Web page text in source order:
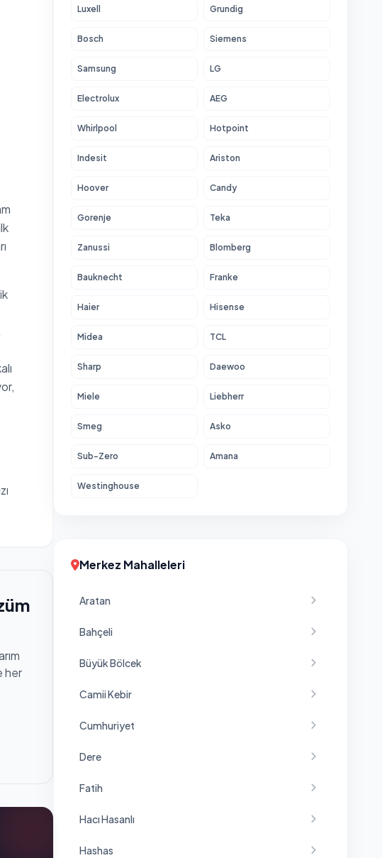
her
Luxell Grundig
Bosch Siemens
Samsung LG
Electrolux AEG
Whirlpool Hotpoint
Indesit Ariston
Hoover Candy
Gorenje Teka
Zanussi Blomberg
Bauknecht Franke
Haier Hisense
Midea TCL
Sharp Daewoo
Miele Liebherr
Smeg Asko
Sub-Zero Amana
Westinghouse
Merkez Mahalleleri
Aratan
Bahçeli
Büyük Bölcek
Camii Kebir
Cumhuriyet
Dere
Fatih
Hacı Hasanlı
Hashas